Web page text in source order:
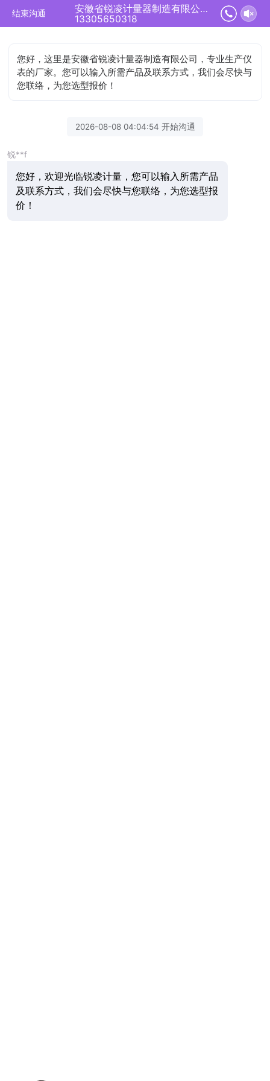
结束沟通
安徽省锐凌计量器制造有限公司正在为您服务
13305650318
您好，这里是安徽省锐凌计量器制造有限公司，专业生产仪
表的厂家。您可以输入所需产品及联系方式，我们会尽快与
您联络，为您选型报价！
2026-08-08 04:04:54 开始沟通
锐**f
您好，欢迎光临锐凌计量，您可以输入所需产品
及联系方式，我们会尽快与您联络，为您选型报
价！